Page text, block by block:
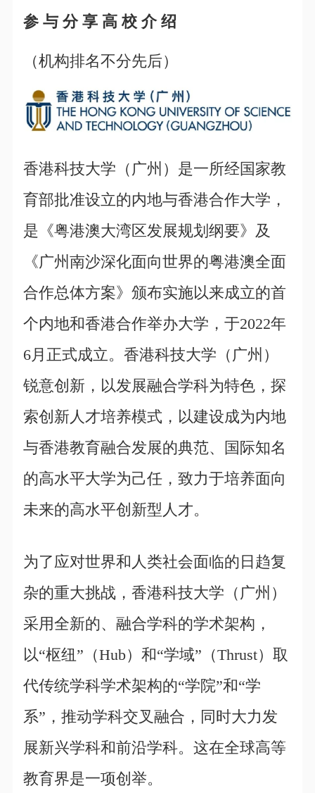
参 与 分 享 高 校 介 绍
（机构排名不分先后）
香港科技大学（广州）是一所经国家教
育部批准设立的内地与香港合作大学，
是《粤港澳大湾区发展规划纲要》及
《广州南沙深化面向世界的粤港澳全面
合作总体方案》颁布实施以来成立的首
个内地和香港合作举办大学，于2022年
6月正式成立。香港科技大学（广州）
锐意创新，以发展融合学科为特色，探
索创新人才培养模式，以建设成为内地
与香港教育融合发展的典范、国际知名
的高水平大学为己任，致力于培养面向
未来的高水平创新型人才。
为了应对世界和人类社会面临的日趋复
杂的重大挑战，香港科技大学（广州）
采用全新的、融合学科的学术架构，
以“枢纽”（Hub）和“学域”（Thrust）取
代传统学科学术架构的“学院”和“学
系”，推动学科交叉融合，同时大力发
展新兴学科和前沿学科。这在全球高等
教育界是一项创举。